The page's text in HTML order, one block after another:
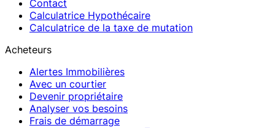
Contact
Calculatrice Hypothécaire
Calculatrice de la taxe de mutation
Acheteurs
Alertes Immobilières
Avec un courtier
Devenir propriétaire
Analyser vos besoins
Frais de démarrage